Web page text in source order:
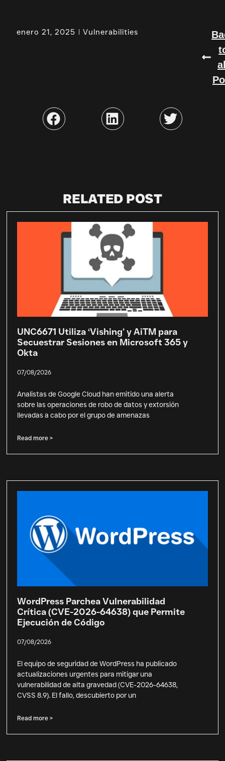
enero 21, 2025 Vulnerabilities
RELATED POST
UNC6671 Utiliza ‘Vishing’ y AiTM para
Secuestrar Sesiones en Microsoft 365 y
Okta
07/08/2026
Analistas de Google Cloud han emitido una alerta
sobre las operaciones de robo de datos y extorsión
llevadas a cabo por el grupo de amenazas
Read more >
WordPress Parchea Vulnerabilidad
Crítica (CVE-2026-64638) que Permite
Ejecución de Código
07/08/2026
El equipo de seguridad de WordPress ha publicado
actualizaciones urgentes para mitigar una
vulnerabilidad de alta gravedad (CVE-2026-64638,
CVSS 8.9). El fallo, descubierto por un
Read more >